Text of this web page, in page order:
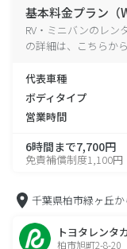
基本料金プラン（
RV・ミニバンのレン
の詳細は、こちらか
代表車種
ボディタイプ
営業時間
6時間まで7,700円
免責補償制度1,100円
千葉県柏市緑ヶ丘か
トヨタレンタ
柏市旭町2-8-20